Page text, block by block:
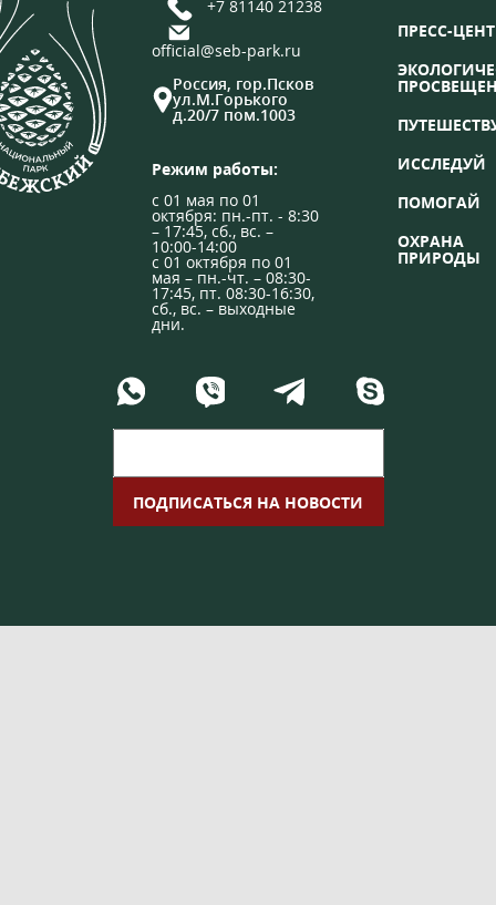
+7 81140 21238
official@seb-park.ru
Россия, гор.Псков
ул.М.Горького
д.20/7 пом.1003
Режим работы:
с 01 мая по 01
октября: пн.-пт. - 8:30
– 17:45, сб., вс. –
10:00-14:00
с 01 октября по 01
мая – пн.-чт. – 08:30-
17:45, пт. 08:30-16:30,
сб., вс. – выходные
дни.
ПРЕСС-
ИССЛЕДУЙ
ПОМОГАЙ
ОХРАНА
ПРИРОДЫ